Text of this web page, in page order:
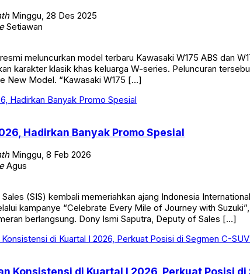
Minggu, 28 Des 2025
Setiawan
meluncurkan model terbaru Kawasaki W175 ABS dan
karakter klasik khas keluarga W-series. Peluncuran
New Model. “Kawasaki W175 […]
Hadirkan Banyak Promo Spesial
Minggu, 8 Feb 2026
Agus
(SIS) kembali memeriahkan ajang Indonesia
kampanye “Celebrate Every Mile of Journey with
berlangsung. Dony Ismi Saputra, Deputy of Sales […]
Konsistensi di Kuartal I 2026, Perkuat Posisi di